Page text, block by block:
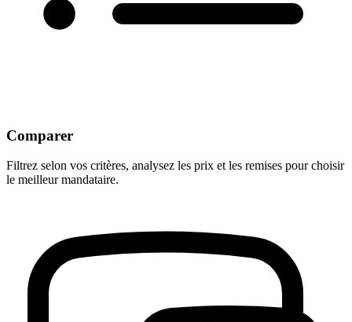
Comparer
Filtrez selon vos critères, analysez les prix et les remises pour choisir
le meilleur mandataire.